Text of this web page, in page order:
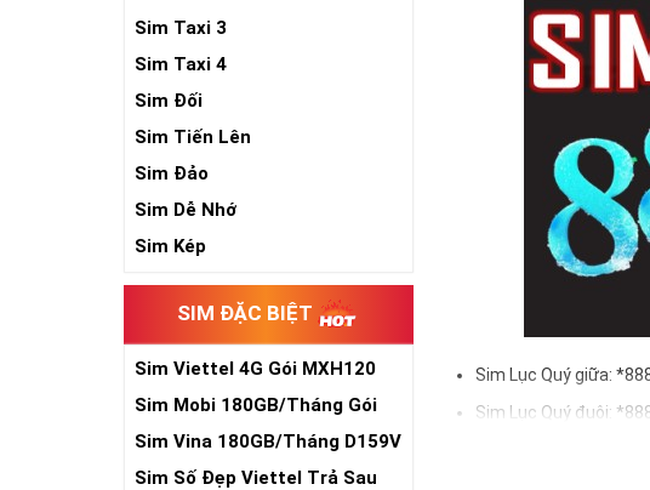
Sim Taxi 3
Sim Taxi 4
Sim Đối
Sim Tiến Lên
Sim Đảo
Sim Dễ Nhớ
Sim Kép
SIM ĐẶC BIỆT
Sim Viettel 4G Gói MXH120
Siêu Rẻ
Sim Mobi 180GB/Tháng Gói
TK159
Sim Vina 180GB/Tháng D159V
Sim Số Đẹp Viettel Trả Sau
Sim Lục Quý giữa:
Sim Lục Quý đuôi:
Và trên tất cả ý nghĩa sim